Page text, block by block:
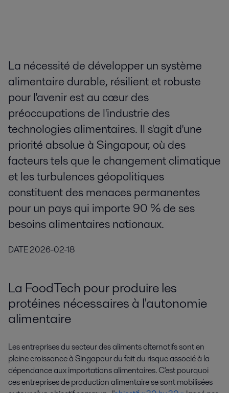
La nécessité de développer un système
alimentaire durable, résilient et robuste
pour l'avenir est au cœur des
préoccupations de l'industrie des
technologies alimentaires. Il s'agit d'une
priorité absolue à Singapour, où des
facteurs tels que le changement climatique
et les turbulences géopolitiques
constituent des menaces permanentes
pour un pays qui importe 90 % de ses
besoins alimentaires nationaux.
DATE2026-02-18
La FoodTech pour produire les
protéines nécessaires à l'autonomie
alimentaire
Les entreprises du secteur des aliments alternatifs sont en
pleine croissance à Singapour du fait du risque associé à la
dépendance aux importations alimentaires. C'est pourquoi
ces entreprises de production alimentaire se sont mobilisées